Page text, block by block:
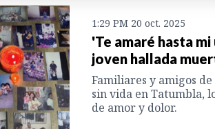
1:29 PM 20 oct. 2025
'Te amaré hasta
joven hallada
Familiares y amigos
sin vida en Tatumbla,
de amor y dolor.